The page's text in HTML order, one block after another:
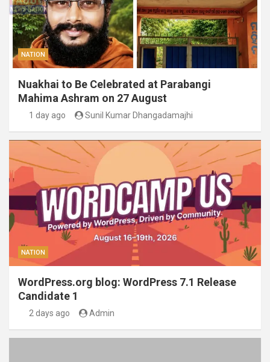
NATION
Nuakhai to Be Celebrated at Parabangi
Mahima Ashram on 27 August
1 day ago Sunil Kumar Dhangadamajhi
NATION
WordPress.org blog: WordPress 7.1 Release
Candidate 1
2 days ago Admin